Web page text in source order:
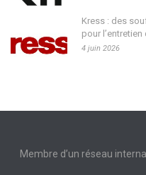
Kress : des
pour l’entretien
4 juin 2026
Membre d’un réseau